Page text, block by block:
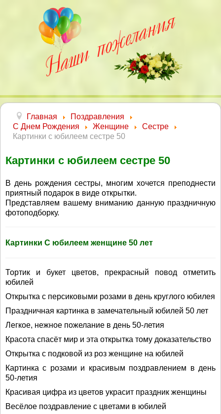
Главная
Поздравления
С Днем Рождения
Женщине
Сестре
Картинки с юбилеем сестре 50
Картинки с юбилеем сестре 50
В день рождения сестры, многим хочется преподнести
приятный подарок в виде открытки.
Представляем вашему вниманию данную праздничную
фотоподборку.
Картинки С юбилеем женщине 50 лет
Тортик и букет цветов, прекрасный повод отметить
юбилей
Открытка с персиковыми розами в день круглого юбилея
Праздничная картинка в замечательный юбилей 50 лет
Легкое, нежное пожелание в день 50-летия
Красота спасёт мир и эта открытка тому доказательство
Открытка с подковой из роз женщине на юбилей
Картинка с розами и красивым поздравлением в день
50-летия
Красивая цифра из цветов украсит праздник женщины
Весёлое поздравление с цветами в юбилей